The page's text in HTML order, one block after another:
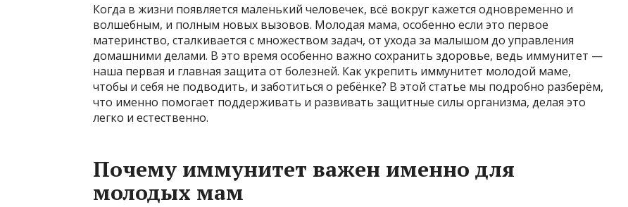
Когда в жизни появляется маленький человечек, всё вокруг кажется одновременно и
волшебным, и полным новых вызовов. Молодая мама, особенно если это первое
материнство, сталкивается с множеством задач, от ухода за малышом до управления
домашними делами. В это время особенно важно сохранить здоровье, ведь иммунитет —
наша первая и главная защита от болезней. Как укрепить иммунитет молодой маме,
чтобы и себя не подводить, и заботиться о ребёнке? В этой статье мы подробно разберём,
что именно помогает поддерживать и развивать защитные силы организма, делая это
легко и естественно.
Почему иммунитет важен именно для
молодых мам